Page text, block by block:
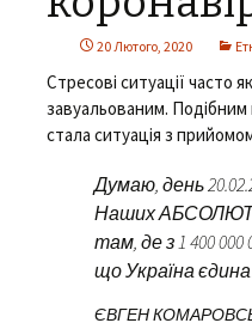
20 Лютого, 2020
Стресові ситуації часто
завуальованим.
стала ситуація з
Думаю, день
Наших
там, де з 1 400
що Україна
ЄВГЕН